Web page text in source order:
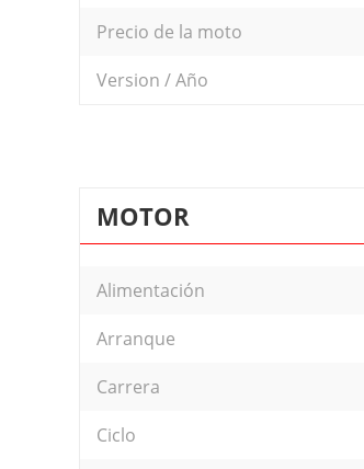
Precio de la moto
Version / Año
MOTOR
Alimentación
Arranque
Carrera
Ciclo